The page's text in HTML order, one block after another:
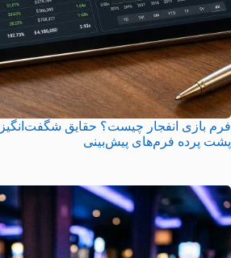
فرم بازی انفجار چیست؟ حقایق
پشت پرده فرم‌های پیش‌بینی